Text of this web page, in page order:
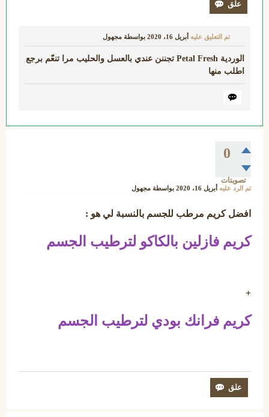
تم التعليق عليه أبريل 16، 2020 بواسطة مجهول
الوردية Petal Fresh تجننن عندي بالعسل والحليب مرا تنعّم برجع
اطلب منها
0
تصويتات
تم الرد عليه أبريل 16، 2020 بواسطة مجهول
افضل كريم مرطب للجسم بالنسبة لي هو :
كريم فازلين بالكاكو لترطيب الجسم
+
كريم فرانك بودي لترطيب الجسم